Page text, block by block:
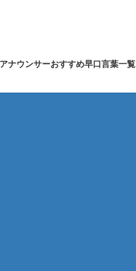
アナウンサーおすすめ早口言葉一覧